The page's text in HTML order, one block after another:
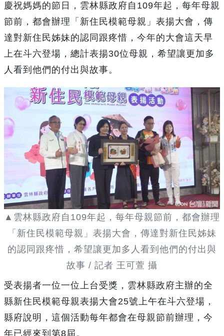
慶祝媽媽的節日，雲林縣政府自109年起，每年母親
節前，都會辦理「新住民模範母親」表揚大會，傳
達對新住民姊妹的認同跟疼惜，今年的大會這天早
上在斗六登場，總計表揚30位母親，希望讓更加多
人看到他們的付出與故事。
▲雲林縣政府自109年起，每年母親節前，都會辦理
「新住民模範母親」表揚大會，傳達對新住民姊妹
的認同跟疼惜，希望讓更加多人看到他們的付出與
故事 / 記者 王可萱 攝
受表揚者一位一位上台受獎，雲林縣政府主辦的全
縣新住民模範母親表揚大會25號上午在斗六登場，
縣府說明，這個活動每年都會在母親節前辦理，今
年已經來到第8屆。